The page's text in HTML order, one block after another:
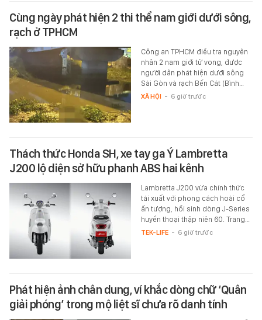
Cùng ngày phát hiện 2 thi thể nam giới dưới sông,
rạch ở TPHCM
Công an TPHCM điều tra nguyên
nhân 2 nam giới tử vong, được
người dân phát hiện dưới sông
Sài Gòn và rạch Bến Cát (Bình…
XÃ HỘI - 6 giờ trước
Thách thức Honda SH, xe tay ga Ý Lambretta
J200 lộ diện sở hữu phanh ABS hai kênh
Lambretta J200 vừa chính thức
tái xuất với phong cách hoài cổ
ấn tượng, hồi sinh dòng J-Series
huyền thoại thập niên 60. Trang…
TEK-LIFE - 6 giờ trước
Phát hiện ảnh chân dung, ví khắc dòng chữ ‘Quân
giải phóng’ trong mộ liệt sĩ chưa rõ danh tính